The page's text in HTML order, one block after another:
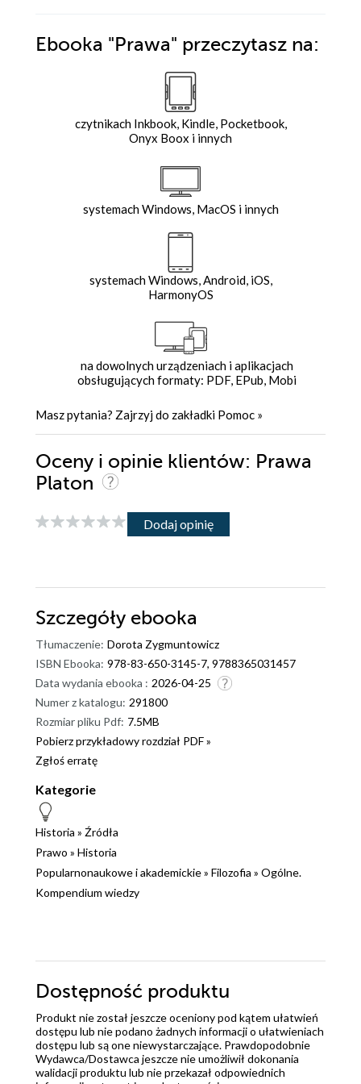
Ebooka "Prawa" przeczytasz na:
czytnikach Inkbook, Kindle, Pocketbook,
Onyx Boox i innych
systemach Windows, MacOS i innych
systemach Windows, Android, iOS,
HarmonyOS
na dowolnych urządzeniach i aplikacjach
obsługujących formaty: PDF, EPub, Mobi
Masz pytania? Zajrzyj do zakładki Pomoc »
Oceny i opinie klientów: Prawa
Platon
Dodaj opinię
Szczegóły ebooka
Tłumaczenie: Dorota Zygmuntowicz
ISBN Ebooka: 978-83-650-3145-7, 9788365031457
Data wydania ebooka : 2026-04-25
Numer z katalogu: 291800
Rozmiar pliku Pdf: 7.5MB
Pobierz przykładowy rozdział PDF »
Zgłoś erratę
Kategorie
Historia » Źródła
Prawo » Historia
Popularnonaukowe i akademickie» Filozofia » Ogólne.
Kompendium wiedzy
Dostępność produktu
Produkt nie został jeszcze oceniony pod kątem ułatwień
dostępu lub nie podano żadnych informacji o ułatwieniach
dostępu lub są one niewystarczające. Prawdopodobnie
Wydawca/Dostawca jeszcze nie umożliwił dokonania
walidacji produktu lub nie przekazał odpowiednich